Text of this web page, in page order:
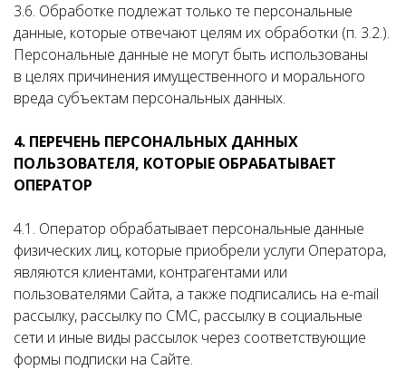
3.6. Обработке подлежат только те персональные
данные, которые отвечают целям их обработки (п. 3.2.).
Персональные данные не могут быть использованы
в целях причинения имущественного и морального
вреда субъектам персональных данных.
4. ПЕРЕЧЕНЬ ПЕРСОНАЛЬНЫХ ДАННЫХ
ПОЛЬЗОВАТЕЛЯ, КОТОРЫЕ ОБРАБАТЫВАЕТ
ОПЕРАТОР
4.1. Оператор обрабатывает персональные данные
физических лиц, которые приобрели услуги Оператора,
являются клиентами, контрагентами или
пользователями Сайта, а также подписались на e-mail
рассылку, рассылку по СМС, рассылку в социальные
сети и иные виды рассылок через соответствующие
формы подписки на Сайте.